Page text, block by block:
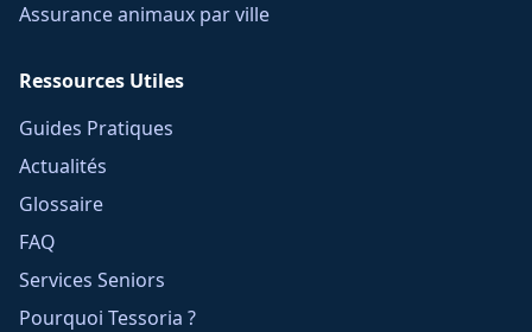
Assurance animaux par ville
Ressources Utiles
Guides Pratiques
Actualités
Glossaire
FAQ
Services Seniors
Pourquoi Tessoria ?